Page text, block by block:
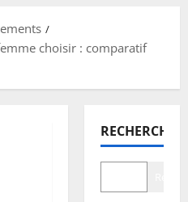
choisir : comparatif
RECHERCHER